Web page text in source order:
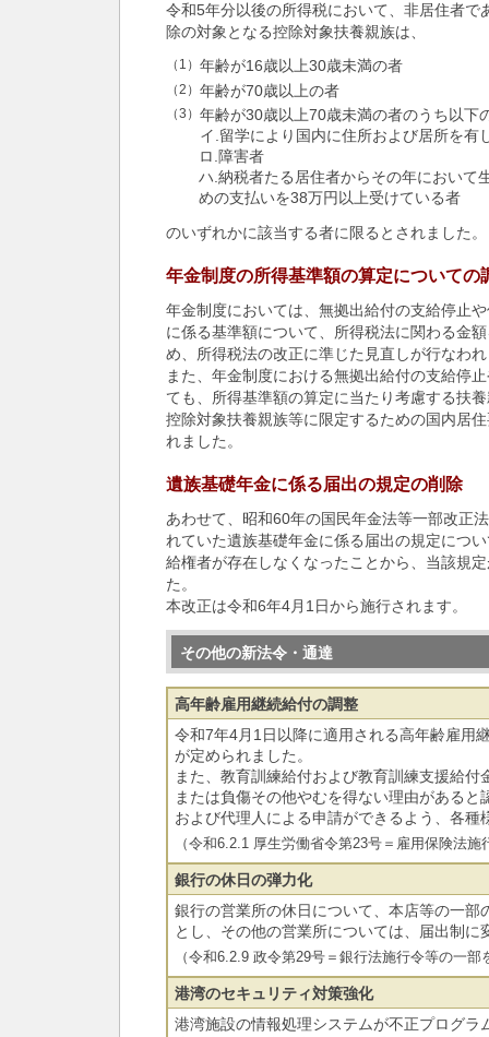
令和5年分以後の所得税において、非居住者で
除の対象となる控除対象扶養親族は、
（1） 年齢が16歳以上30歳未満の者
（2） 年齢が70歳以上の者
（3） 年齢が30歳以上70歳未満の者のうち以下
イ.留学により国内に住所および居所を有
ロ.障害者
ハ.納税者たる居住者からその年において
めの支払いを38万円以上受けている者
のいずれかに該当する者に限るとされました。
年金制度の所得基準額の算定についての
年金制度においては、無拠出給付の支給停止
に係る基準額について、所得税法に関わる金
め、所得税法の改正に準じた見直しが行なわ
また、年金制度における無拠出給付の支給停
ても、所得基準額の算定に当たり考慮する扶
控除対象扶養親族等に限定するための国内居
れました。
遺族基礎年金に係る届出の規定の削除
あわせて、昭和60年の国民年金法等一部改正
れていた遺族基礎年金に係る届出の規定につ
給権者が存在しなくなったことから、当該規
た。
本改正は令和6年4月1日から施行されます。
その他の新法令・通達
高年齢雇用継続給付の調整
令和7年4月1日以降に適用される高年齢雇用
が定められました。
また、教育訓練給付および教育訓練支援給付
または負傷その他やむを得ない理由があると
および代理人による申請ができるよう、各種
（令和6.2.1 厚生労働省令第23号＝雇用保険法
銀行の休日の弾力化
銀行の営業所の休日について、本店等の一部
とし、その他の営業所については、届出制に
（令和6.2.9 政令第29号＝銀行法施行令等の一部
港湾のセキュリティ対策強化
港湾施設の情報処理システムが不正プログラ